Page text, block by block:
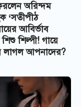
অরিন্দম
‘সতীপীঠ
আবির্ভাব
শিল্পী! গায়ে
লাগল আপনাদের?